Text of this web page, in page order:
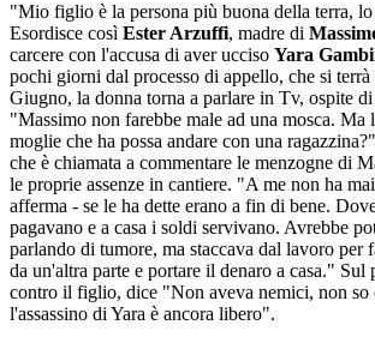
"Mio figlio è la persona più buona della terra,
Esordisce così Ester Arzuffi, madre di
carcere con l'accusa di aver ucciso Yara
pochi giorni dal processo di appello, che si
Giugno, la donna torna a parlare in Tv, ospite di
"Massimo non farebbe male ad una mosca. Ma
moglie che ha possa andare con una
che è chiamata a commentare le menzogne di
le proprie assenze in cantiere. "A me non ha
afferma - se le ha dette erano a fin di bene.
pagavano e a casa i soldi servivano. Avrebbe
parlando di tumore, ma staccava dal lavoro per
da un'altra parte e portare il denaro a casa." Sul
contro il figlio, dice "Non aveva nemici, non so
l'assassino di Yara è ancora libero".